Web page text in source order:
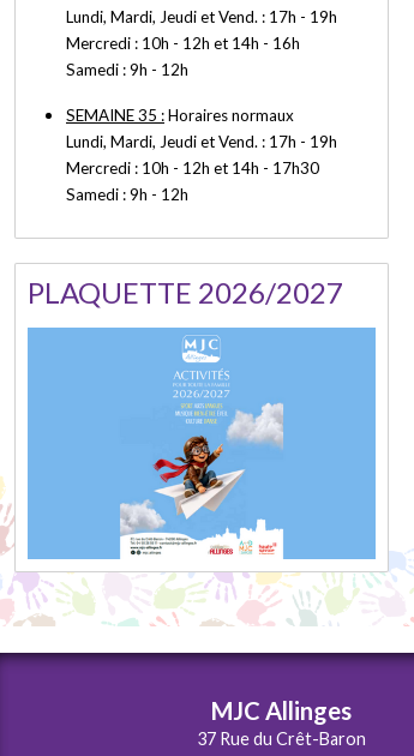
Lundi, Mardi, Jeudi et Vend. : 17h - 19h
Mercredi : 10h - 12h et 14h - 16h
Samedi : 9h - 12h
SEMAINE 35 :Horaires normaux
Lundi, Mardi, Jeudi et Vend. : 17h - 19h
Mercredi : 10h - 12h et 14h - 17h30
Samedi : 9h - 12h
PLAQUETTE 2026/2027
MJC Allinges
37 Rue du Crêt-Baron